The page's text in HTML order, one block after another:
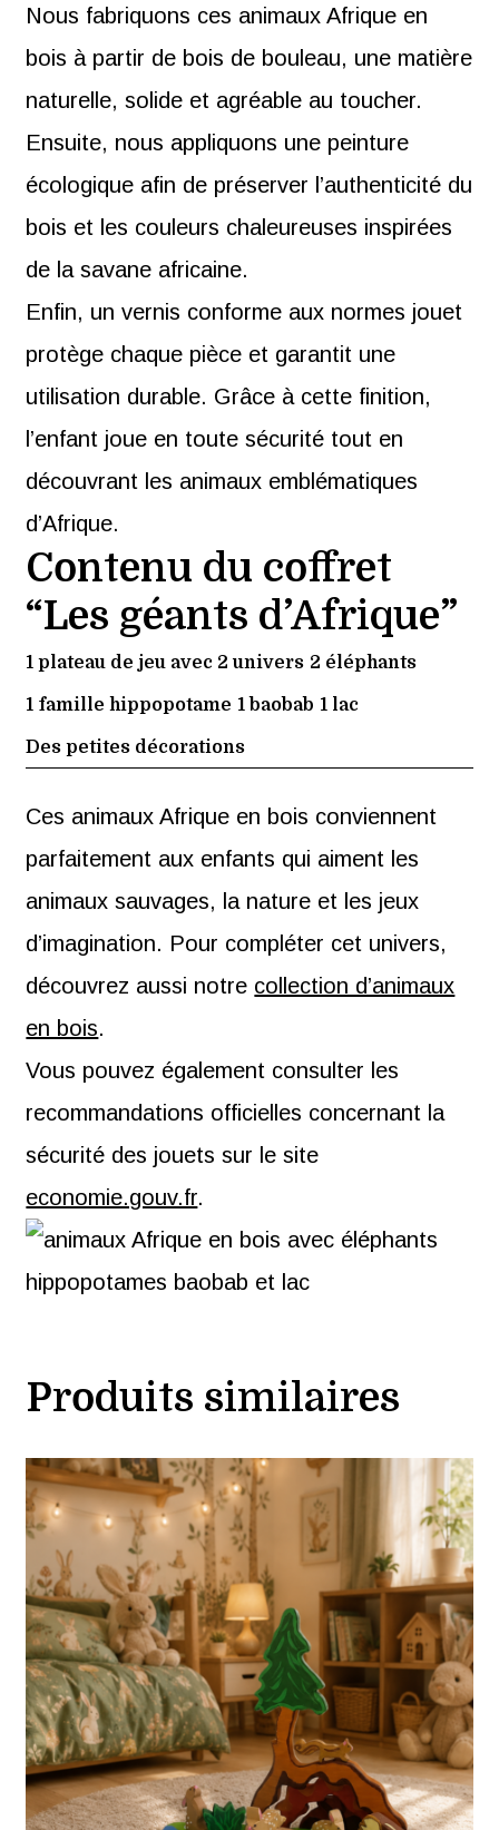
Nous fabriquons ces animaux Afrique en
bois à partir de bois de bouleau, une matière
naturelle, solide et agréable au toucher.
Ensuite, nous appliquons une peinture
écologique afin de préserver l’authenticité du
bois et les couleurs chaleureuses inspirées
de la savane africaine.
Enfin, un vernis conforme aux normes jouet
protège chaque pièce et garantit une
utilisation durable. Grâce à cette finition,
l’enfant joue en toute sécurité tout en
découvrant les animaux emblématiques
d’Afrique.
Contenu du coffret
“Les géants d’Afrique”
1 plateau de jeu avec 2 univers 2 éléphants
1 famille hippopotame 1 baobab 1 lac
Des petites décorations
Ces animaux Afrique en bois conviennent
parfaitement aux enfants qui aiment les
animaux sauvages, la nature et les jeux
d’imagination. Pour compléter cet univers,
découvrez aussi notre collection d’animaux
en bois.
Vous pouvez également consulter les
recommandations officielles concernant la
sécurité des jouets sur le site
economie.gouv.fr.
Produits similaires